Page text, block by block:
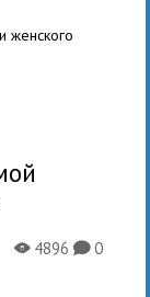
женского
X4896K0